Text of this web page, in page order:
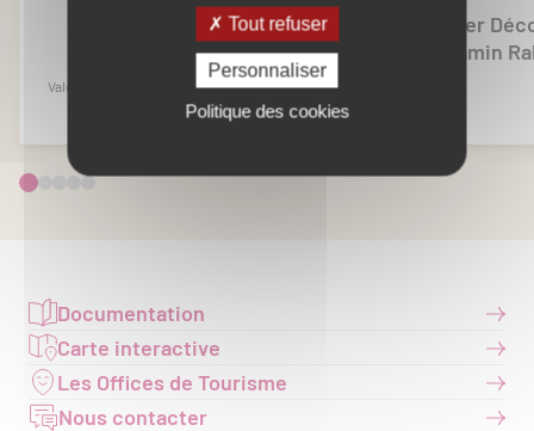
Vélorail de Valençay
Valençay
Sentier
Benjamin
Documentation
Carte interactive
Les Offices de Tourisme
Nous contacter
Tout refuser
Personnaliser
Politique des cookies